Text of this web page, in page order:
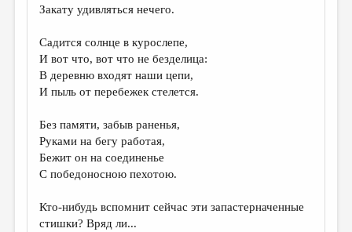
Закату удивляться нечего.
Садится солнце в курослепе,
И вот что, вот что не безделица:
В деревню входят наши цепи,
И пыль от перебежек стелется.
Без памяти, забыв раненья,
Руками на бегу работая,
Бежит он на соединенье
С победоносною пехотою.
Кто-нибудь вспомнит сейчас эти запастерначенные
стишки? Вряд ли...